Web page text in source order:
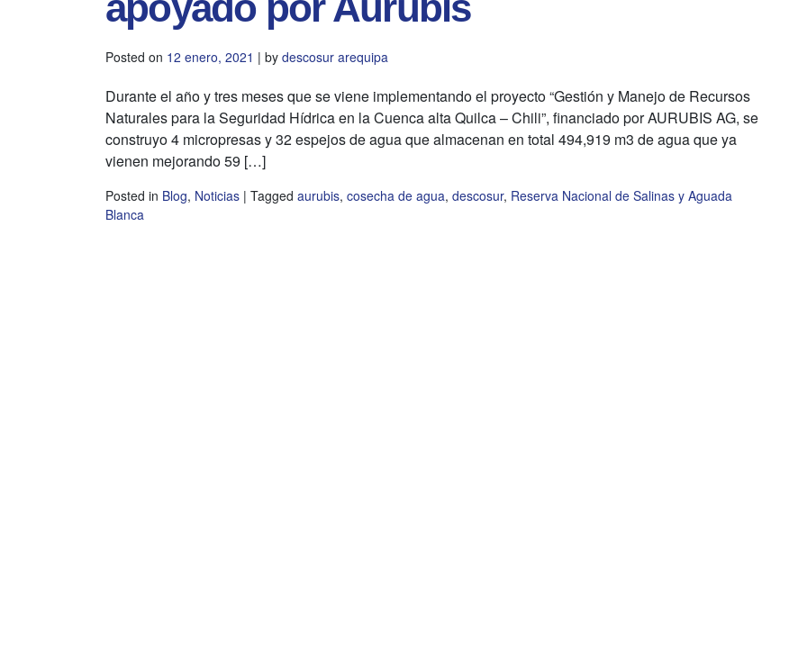
Posted on 12 enero, 2021 | by descosur arequipa
Durante el año y tres meses que se viene implementando el proyecto “Gestión y Manejo de Recursos
Naturales para la Seguridad Hídrica en la Cuenca alta Quilca – Chili”, financiado por AURUBIS AG, se
construyo 4 micropresas y 32 espejos de agua que almacenan en total 494,919 m3 de agua que ya
vienen mejorando 59 […]
Posted in Blog, Noticias | Tagged aurubis, cosecha de agua, descosur, Reserva Nacional de Salinas y Aguada
Blanca